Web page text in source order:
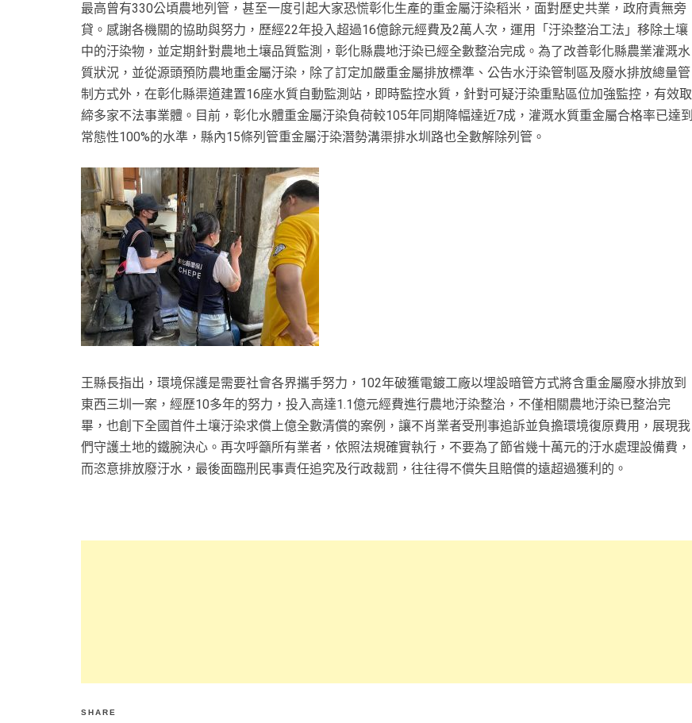
最高曾有330公頃農地列管，甚至一度引起大家恐慌彰化生產的重金屬汙染稻米，面對歷史共業，政府責無旁
貸。感謝各機關的協助與努力，歷經22年投入超過16億餘元經費及2萬人次，運用「汙染整治工法」移除土壤
中的汙染物，並定期針對農地土壤品質監測，彰化縣農地汙染已經全數整治完成。為了改善彰化縣農業灌溉水
質狀況，並從源頭預防農地重金屬汙染，除了訂定加嚴重金屬排放標準、公告水汙染管制區及廢水排放總量管
制方式外，在彰化縣渠道建置16座水質自動監測站，即時監控水質，針對可疑汙染重點區位加強監控，有效取
締多家不法事業體。目前，彰化水體重金屬汙染負荷較105年同期降幅達近7成，灌溉水質重金屬合格率已達到
常態性100%的水準，縣內15條列管重金屬汙染潛勢溝渠排水圳路也全數解除列管。
王縣長指出，環境保護是需要社會各界攜手努力，102年破獲電鍍工廠以埋設暗管方式將含重金屬廢水排放到
東西三圳一案，經歷10多年的努力，投入高達1.1億元經費進行農地汙染整治，不僅相關農地汙染已整治完
畢，也創下全國首件土壤汙染求償上億全數清償的案例，讓不肖業者受刑事追訴並負擔環境復原費用，展現我
們守護土地的鐵腕決心。再次呼籲所有業者，依照法規確實執行，不要為了節省幾十萬元的汙水處理設備費，
而恣意排放廢汙水，最後面臨刑民事責任追究及行政裁罰，往往得不償失且賠償的遠超過獲利的。
SHARE